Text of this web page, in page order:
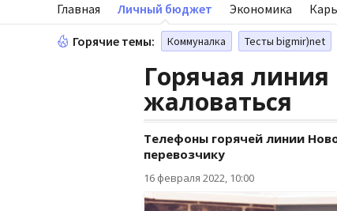
Главная Личный бюджет Экономика
Горячие темы: Коммуналка Тесты bigmir)net
Горячая
жаловаться
Телефоны горячей линии
перевозчику
16 февраля 2022, 10:00